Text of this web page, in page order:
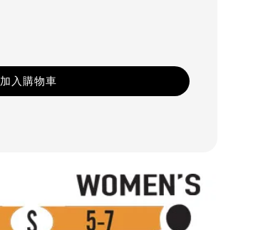
加入購物車